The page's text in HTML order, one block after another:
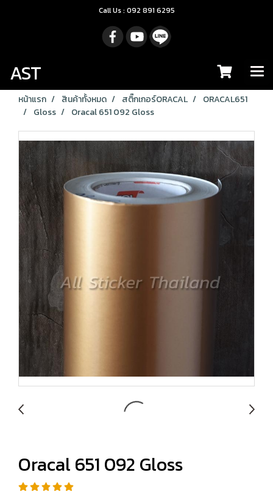
Call Us : 092 891 6295
AST
หน้าแรก สินค้าทั้งหมด สติ๊กเกอร์ORACAL
ORACAL651
Gloss
Oracal 651 092 Gloss
Oracal 651 092 Gloss